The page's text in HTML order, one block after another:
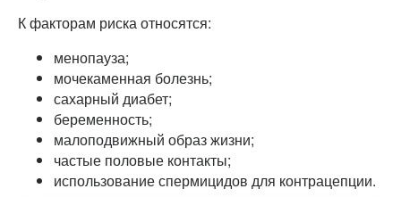
К факторам риска относятся:
менопауза;
мочекаменная болезнь;
сахарный диабет;
беременность;
малоподвижный образ жизни;
частые половые контакты;
использование спермицидов для контрацепции.